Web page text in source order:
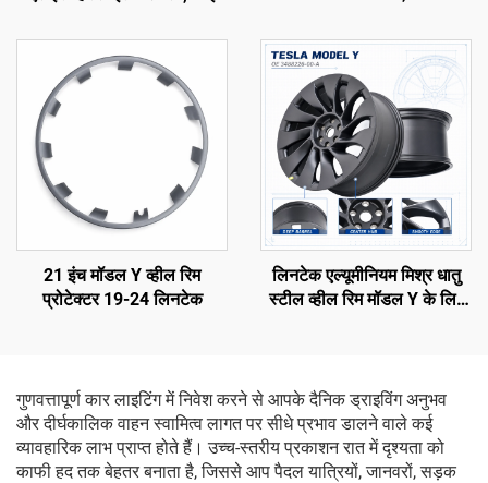
00-E, 1514952-10-E,
ऑटोमोटिव लाइटिंग हेडलैंप
मूल रडार और सेंसर के साथ संगत,
गैर-विनाशकारी स्थापना, मरम्मत
कार्यशाला और फ्लीट रखरखाव के
लिए
21 इंच मॉडल Y व्हील रिम
प्रोटेक्टर 19-24 लिनटेक
लिनटेक एल्यूमीनियम मिश्र धातु
स्टील व्हील रिम मॉडल Y के लिए
गुणवत्तापूर्ण कार लाइटिंग में निवेश करने से आपके दैनिक ड्राइविंग अनुभव
और दीर्घकालिक वाहन स्वामित्व लागत पर सीधे प्रभाव डालने वाले कई
व्यावहारिक लाभ प्राप्त होते हैं। उच्च-स्तरीय प्रकाशन रात में दृश्यता को
काफी हद तक बेहतर बनाता है, जिससे आप पैदल यात्रियों, जानवरों, सड़क